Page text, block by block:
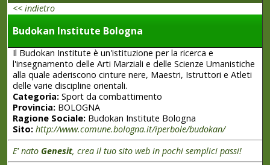
<< indietro
Budokan Institute Bologna
Il Budokan Institute è un'istituzione per la ricerca e
l'insegnamento delle Arti Marziali e delle Scienze Umanistiche
alla quale aderiscono cinture nere, Maestri, Istruttori e Atleti
delle varie discipline orientali.
Categoria:Sport da combattimento
Provincia:BOLOGNA
Ragione Sociale:Budokan Institute Bologna
Sito: http://www.comune.bologna.it/iperbole/budokan/
E' nato Genesit, crea il tuo sito web in pochi semplici passi!